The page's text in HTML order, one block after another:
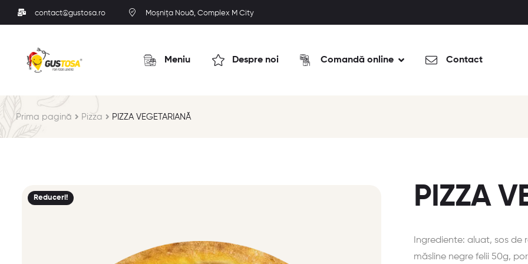
contact@gustosa.ro Moșnița Nouă, Complex M City
Meniu Despre noi Comandă online Contact
Prima pagină Pizza PIZZA VEGETARIANĂ
Reduceri! PIZZA
Ingrediente: aluat, sos de
măsline negre felii 50g,